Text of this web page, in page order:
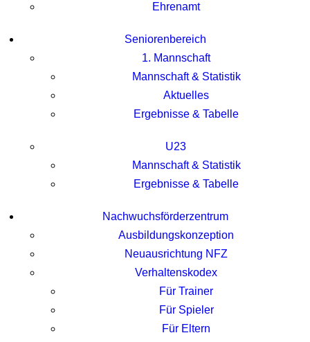
Ehrenamt
Seniorenbereich
1. Mannschaft
Mannschaft & Statistik
Aktuelles
Ergebnisse & Tabelle
U23
Mannschaft & Statistik
Ergebnisse & Tabelle
Nachwuchsförderzentrum
Ausbildungskonzeption
Neuausrichtung NFZ
Verhaltenskodex
Für Trainer
Für Spieler
Für Eltern